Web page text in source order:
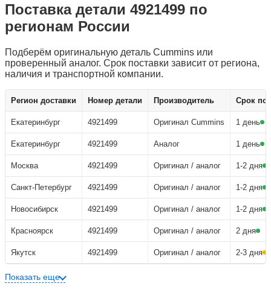
Поставка детали 4921499 по
регионам России
Подберём оригинальную деталь Cummins или
проверенный аналог. Срок поставки зависит от региона,
наличия и транспортной компании.
Заказать деталь 4921499
Регион доставки Номер детали Производитель Срок
Екатеринбург 4921499 Оригинал Cummins 1 день
Екатеринбург 4921499 Аналог 1 день
Москва 4921499 Оригинал / аналог 1-2 дня
Санкт-Петербург 4921499 Оригинал / аналог 1-2 дня
Новосибирск 4921499 Оригинал / аналог 1-2 дня
Красноярск 4921499 Оригинал / аналог 2 дня
Якутск 4921499 Оригинал / аналог 2-3 дня
Показать еще